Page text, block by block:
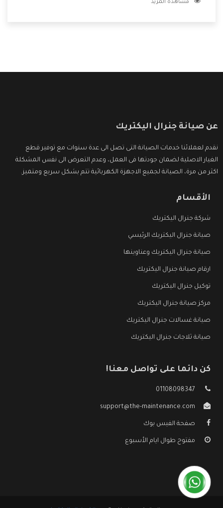
بتصليح جميع المنتجات دون اى ازعاج كما أننا نهتم بكل ما يحتاجه
مشاهدة المزيد
عن صيانة جنرال اليكتريك
نقدم لعملائنا خدمات الصيانة التى تصل الى عدة سنوات مع توفير قطع
الغيار الاصلية لضمان جودتها فى العمل، وعدم التعرض الى نفس المشكلة
اكثر من مرة، الصيانة لجميع الاجهزة الكهربائية تتم بشكل سريع ومتميز.
الأقسام
شركة جنرال اليكتريك
صيانة جنرال اليكتريك الرئيسي
صيانة جنرال اليكتريك وعناوينها
ارقام صيانة جنرال اليكتريك
توكيل جنرال اليكتريك
مركز صيانة جنرال اليكتريك
صيانة غسالات جنرال اليكتريك
صيانة ثلاجات جنرال اليكتريك
كن دائما على تواصل معنا!
01108098347
support@the-maintenance.com
صفحة الفيس بوك
مفتوح طوال ايام الأسبوع